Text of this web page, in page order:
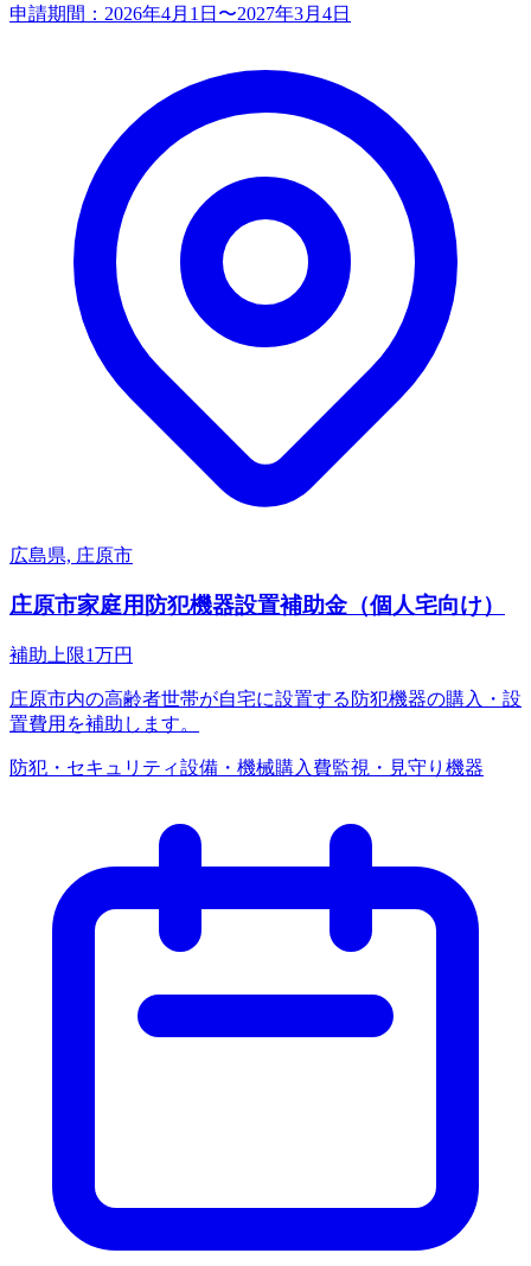
申請期間： 2026年4月1日〜2027年3月4日
広島県, 庄原市
庄原市家庭用防犯機器設置補助金（個人宅向け）
補助上限1万円
庄原市内の高齢者世帯が自宅に設置する防犯機器の購入・設
置費用を補助します。
防犯・セキュリティ設備・機械購入費監視・見守り機器